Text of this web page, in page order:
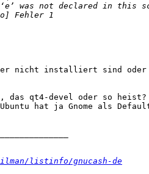
nicht installiert sind oder
das qt4-devel oder so
hat ja Gnome als
listinfo/gnucash-de